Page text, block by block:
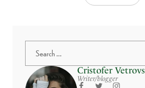
Cristofer Vetrovs
Writer/blogger